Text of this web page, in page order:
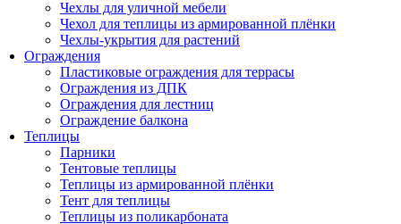
Чехлы для уличной мебели
Чехол для теплицы из армированной плёнки
Чехлы-укрытия для растений
Ограждения
Пластиковые ограждения для террасы
Ограждения из ДПК
Ограждения для лестниц
Ограждение балкона
Теплицы
Парники
Тентовые теплицы
Теплицы из армированной плёнки
Тент для теплицы
Теплицы из поликарбоната